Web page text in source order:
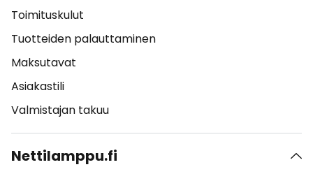
Toimituskulut
Tuotteiden palauttaminen
Maksutavat
Asiakastili
Valmistajan takuu
Nettilamppu.fi